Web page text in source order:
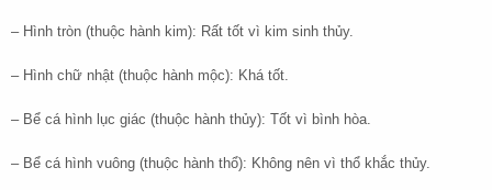
– Hình tròn (thuộc hành kim): Rất tốt vì kim sinh thủy.
– Hình chữ nhật (thuộc hành mộc): Khá tốt.
– Bể cá hình lục giác (thuộc hành thủy): Tốt vì bình hòa.
– Bể cá hình vuông (thuộc hành thổ): Không nên vì thổ khắc thủy.